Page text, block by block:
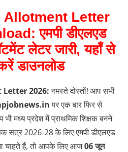
Allotment Letter
एमपी डीएलएड
लेटर जारी, यहाँ से
डाउनलोड
Letter 2026:नमस्ते दोस्तों! आप सभी
पर एक बार फिर से
मध्य प्रदेश में प्राथमिक शिक्षक बनने
सत्र 2026-28 के लिए एमपी डीएलएड
चाहते हैं, तो आपके लिए आज06 जून